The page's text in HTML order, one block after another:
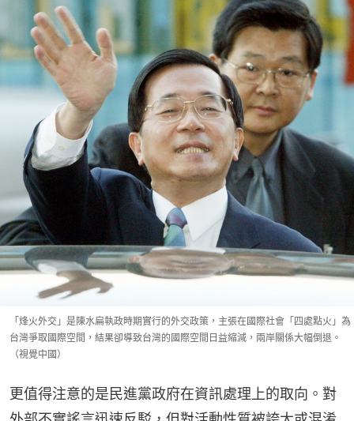
「烽火外交」是陳水扁執政時期實行的外交政策，主張在國際社會「四處點火」為
台灣爭取國際空間，結果卻導致台灣的國際空間日益縮減，兩岸關係大幅倒退。
（視覺中國）
更值得注意的是民進黨政府在資訊處理上的取向。對